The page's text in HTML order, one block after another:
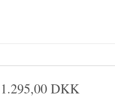
1.295,00 DKK